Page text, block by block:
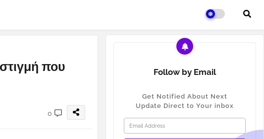
που
0
Follow by Email
Get Notified About Next
Update Direct to Your inbox